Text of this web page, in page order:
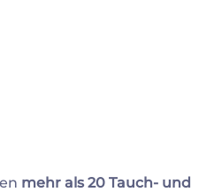
mehr als 20 Tauch- und